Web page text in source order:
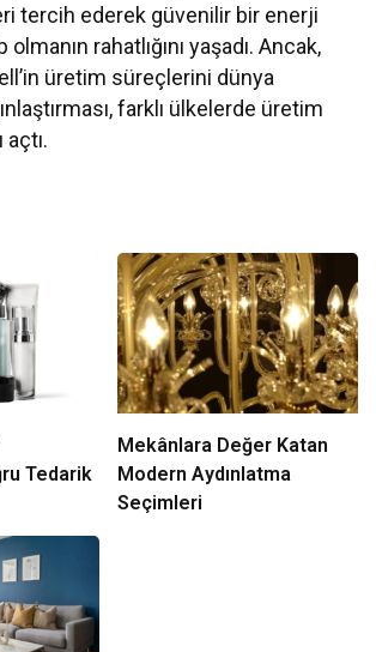
tercih ederek güvenilir bir enerji
rahatlığını yaşadı. Ancak,
üretim süreçlerini dünya
farklı ülkelerde üretim
açtı.
Tedarik
Mekânlara Değer Katan
Modern Aydınlatma
Seçimleri